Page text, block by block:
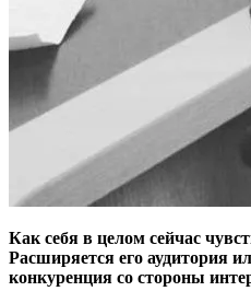
Как себя в целом сейчас
Расширяется его аудитория
конкуренция со стороны